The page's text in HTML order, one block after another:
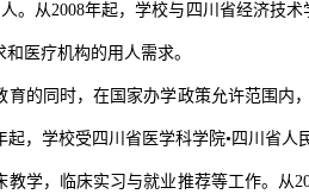
。从2008年起，学校与四川省经济技
医疗机构的用人需求。
育的同时，在国家办学政策允许范围内
起，学校受四川省医学科学院•四川省
学，临床实习与就业推荐等工作。